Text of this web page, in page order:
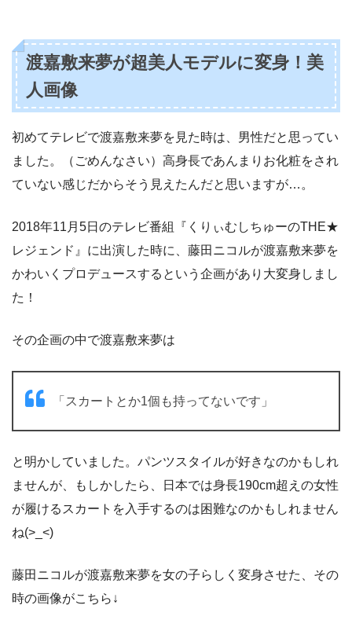
渡嘉敷来夢が超美人モデルに変身！美
人画像
初めてテレビで渡嘉敷来夢を見た時は、男性だと思ってい
ました。（ごめんなさい）高身長であんまりお化粧をされ
ていない感じだからそう見えたんだと思いますが…。
2018年11月5日のテレビ番組『くりぃむしちゅーのTHE★
レジェンド』に出演した時に、藤田ニコルが渡嘉敷来夢を
かわいくプロデュースするという企画があり大変身しまし
た！
その企画の中で渡嘉敷来夢は
「スカートとか1個も持ってないです」
と明かしていました。パンツスタイルが好きなのかもしれ
ませんが、もしかしたら、日本では身長190cm超えの女性
が履けるスカートを入手するのは困難なのかもしれません
ね(>_<)
藤田ニコルが渡嘉敷来夢を女の子らしく変身させた、その
時の画像がこちら↓